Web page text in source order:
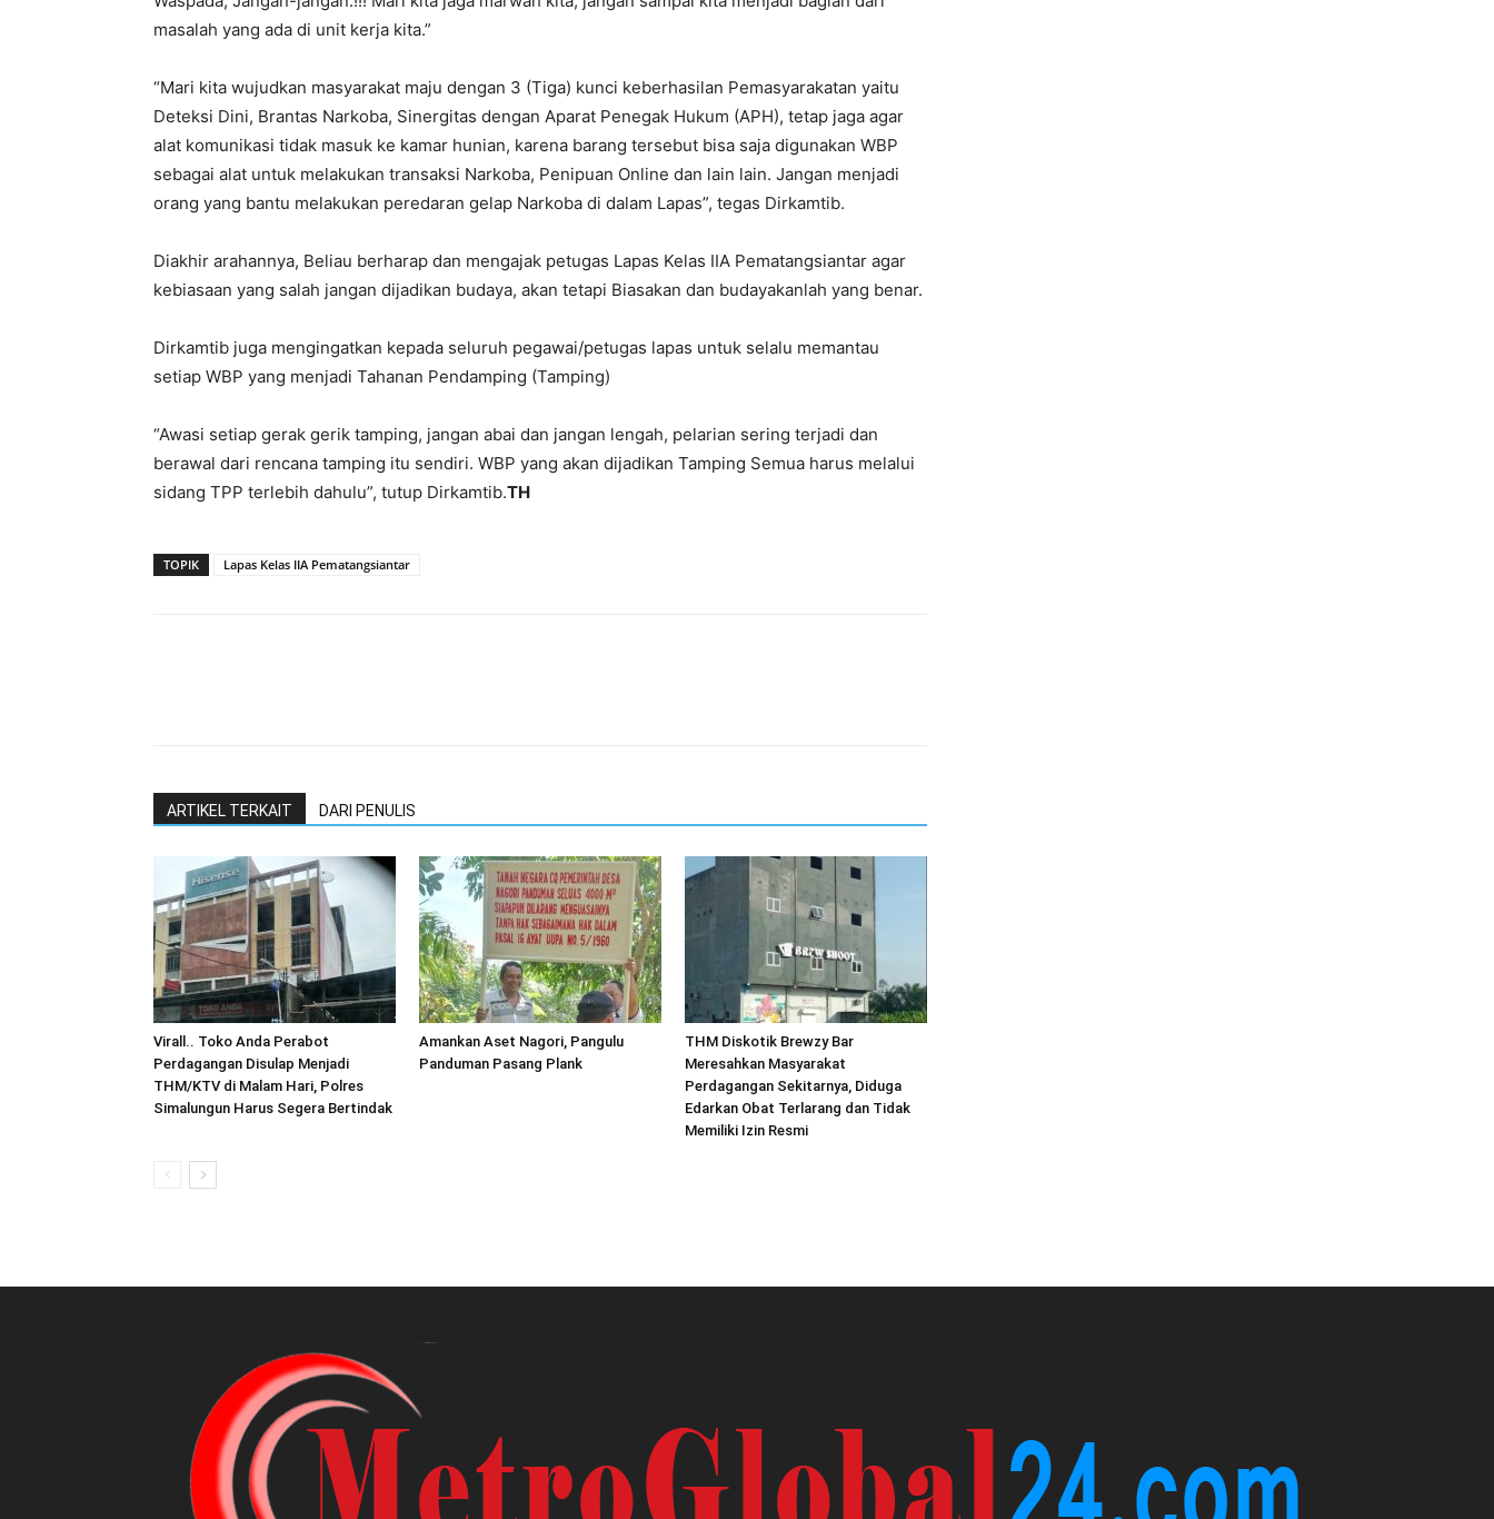
masalah yang ada di unit kerja kita.”
“Mari kita wujudkan masyarakat maju dengan 3 (Tiga) kunci keberhasilan Pemasyarakatan yaitu
Deteksi Dini, Brantas Narkoba, Sinergitas dengan Aparat Penegak Hukum (APH), tetap jaga agar
alat komunikasi tidak masuk ke kamar hunian, karena barang tersebut bisa saja digunakan WBP
sebagai alat untuk melakukan transaksi Narkoba, Penipuan Online dan lain lain. Jangan menjadi
orang yang bantu melakukan peredaran gelap Narkoba di dalam Lapas”, tegas Dirkamtib.
Diakhir arahannya, Beliau berharap dan mengajak petugas Lapas Kelas IIA Pematangsiantar agar
kebiasaan yang salah jangan dijadikan budaya, akan tetapi Biasakan dan budayakanlah yang benar.
Dirkamtib juga mengingatkan kepada seluruh pegawai/petugas lapas untuk selalu memantau
setiap WBP yang menjadi Tahanan Pendamping (Tamping)
“Awasi setiap gerak gerik tamping, jangan abai dan jangan lengah, pelarian sering terjadi dan
berawal dari rencana tamping itu sendiri. WBP yang akan dijadikan Tamping Semua harus melalui
sidang TPP terlebih dahulu”, tutup Dirkamtib.TH
TOPIK Lapas Kelas IIA Pematangsiantar
ARTIKEL TERKAIT DARI PENULIS
Virall.. Toko Anda Perabot
Perdagangan Disulap Menjadi
THM/KTV di Malam Hari, Polres
Simalungun Harus Segera Bertindak
Amankan Aset Nagori, Pangulu
Panduman Pasang Plank
THM Diskotik Brewzy Bar
Meresahkan Masyarakat
Perdagangan Sekitarnya, Diduga
Edarkan Obat Terlarang dan Tidak
Memiliki Izin Resmi